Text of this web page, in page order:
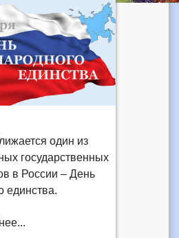
один из
государственных
в России – День
единства.